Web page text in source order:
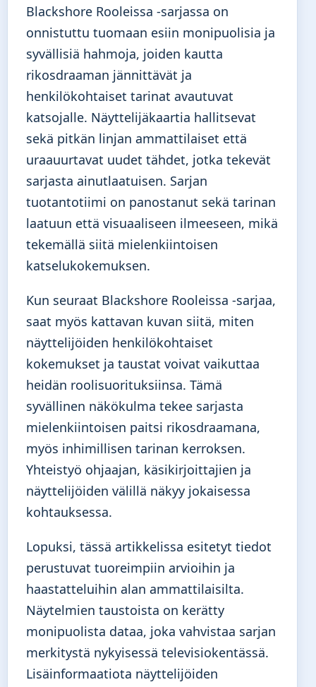
Blackshore Rooleissa -sarjassa on
onnistuttu tuomaan esiin monipuolisia ja
syvällisiä hahmoja, joiden kautta
rikosdraaman jännittävät ja
henkilökohtaiset tarinat avautuvat
katsojalle. Näyttelijäkaartia hallitsevat
sekä pitkän linjan ammattilaiset että
uraauurtavat uudet tähdet, jotka tekevät
sarjasta ainutlaatuisen. Sarjan
tuotantotiimi on panostanut sekä tarinan
laatuun että visuaaliseen ilmeeseen, mikä
tekemällä siitä mielenkiintoisen
katselukokemuksen.
Kun seuraat Blackshore Rooleissa -sarjaa,
saat myös kattavan kuvan siitä, miten
näyttelijöiden henkilökohtaiset
kokemukset ja taustat voivat vaikuttaa
heidän roolisuorituksiinsa. Tämä
syvällinen näkökulma tekee sarjasta
mielenkiintoisen paitsi rikosdraamana,
myös inhimillisen tarinan kerroksen.
Yhteistyö ohjaajan, käsikirjoittajien ja
näyttelijöiden välillä näkyy jokaisessa
kohtauksessa.
Lopuksi, tässä artikkelissa esitetyt tiedot
perustuvat tuoreimpiin arvioihin ja
haastatteluihin alan ammattilaisilta.
Näytelmien taustoista on kerätty
monipuolista dataa, joka vahvistaa sarjan
merkitystä nykyisessä televisiokentässä.
Lisäinformaatiota näyttelijöiden